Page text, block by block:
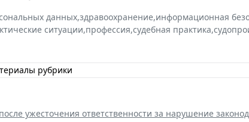
данных,здравоохранение,информационная
ситуации,профессия,судебная практика,
рубрики
ужесточения ответственности за нарушение